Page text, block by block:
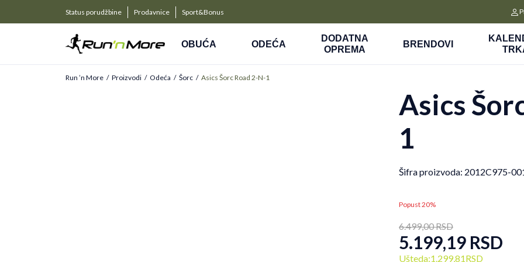
Status porudžbine Prodavnice Sport&Bonus
PLAĆANJE NA RATE
Kreditnim karticama BANCA INTESA platite na 9 rata
OBUĆA ODEĆA
DODATNA
OPREMA
BRENDOVI
Run ’n More Proizvodi Odeća Šorc Asics Šorc Road 2-N-1
Asics
1
Šifra proizvoda: 2012C975-
Popust 20%
6.499,00RSD
5.199,19 RSD
Ušteda:1.299,81RSD